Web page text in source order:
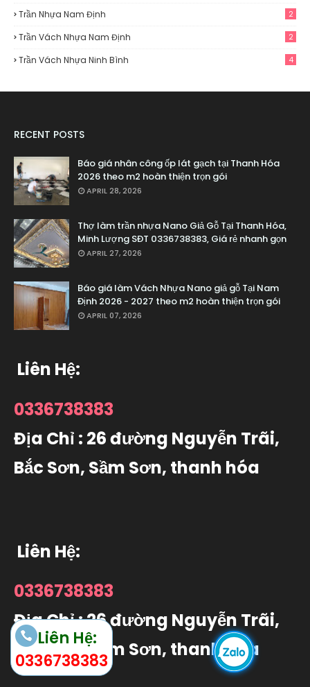
Trần Nhựa Nam Định 2
Trần Vách Nhựa Nam Định 2
Trần Vách Nhựa Ninh Bình 4
Liên Hệ:
0336738383
RECENT POSTS
Báo giá nhân công ốp lát gạch tại Thanh Hóa
2026 theo m2 hoàn thiện trọn gói
APRIL 28, 2026
Thợ làm trần nhựa Nano Giả Gỗ Tại Thanh Hóa,
Minh Lượng SĐT 0336738383, Giá rẻ nhanh gọn
APRIL 27, 2026
Báo giá làm Vách Nhựa Nano giả gỗ Tại Nam
Định 2026 - 2027 theo m2 hoàn thiện trọn gói
APRIL 07, 2026
Liên Hệ:
0336738383
Địa Chỉ : 26 đường Nguyễn Trãi,
Bắc Sơn, Sầm Sơn, thanh hóa
Liên Hệ:
0336738383
Địa Chỉ : 26 đường Nguyễn Trãi,
Bắc Sơn, Sầm Sơn, thanh hóa